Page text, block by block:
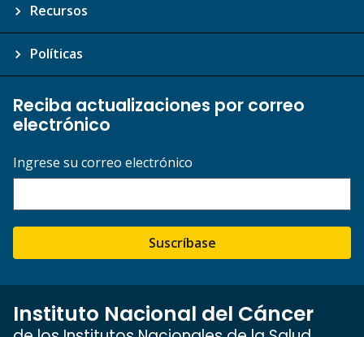
Recursos
Políticas
Reciba actualizaciones por correo
electrónico
Ingrese su correo electrónico
Suscríbase
Instituto Nacional del Cáncer